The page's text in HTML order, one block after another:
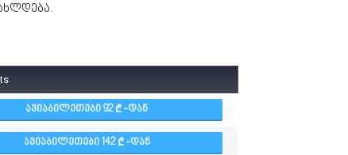
ᲐᲕᲘᲐᲑᲘᲚᲔᲗᲔᲑᲘ 92 -ᲓᲐᲜ
ᲐᲕᲘᲐᲑᲘᲚᲔᲗᲔᲑᲘ 142 -ᲓᲐᲜ